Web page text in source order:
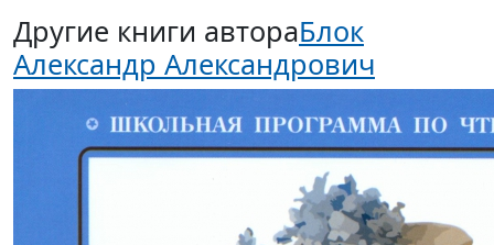
Александр Александрович